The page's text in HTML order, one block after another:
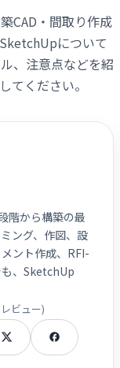
CAD・間取り作成
について
、注意点などを紹
てください。
階から構築の最
ング、作図、設
ント作成、RFI-
、SketchUp
ビュー)